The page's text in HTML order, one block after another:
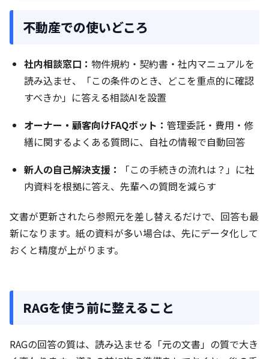
不動産での使いどころ
社内相談窓口： 物件規約・契約書・社内マニュアルを
読み込ませ、「この条件のとき、どこを重点的に確認
すべきか」に答える相談AIを設置
オーナー・顧客向けFAQボット： 管理委託・費用・修
繕に関するよくある質問に、自社の情報で自動回答
新人の自己解決支援：
「この手続きの流れは？」に社
内資料を根拠に答え、先輩への質問を減らす
文書が更新されたら参照元を差し替えるだけで、回答も最
新になります。紙の資料が多い場合は、先にデータ化して
おくと精度が上がります。
RAGを使う前に整えること
RAGの回答の質は、読み込ませる「元の文書」の質で大き